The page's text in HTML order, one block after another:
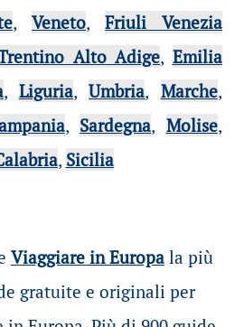
, Veneto,Friuli Venezia
Alto Adige, Emilia
,Liguria,Umbria, Marche,
, Sardegna, Molise,
, Sicilia
Viaggiare in Europala più
gratuite e originali per